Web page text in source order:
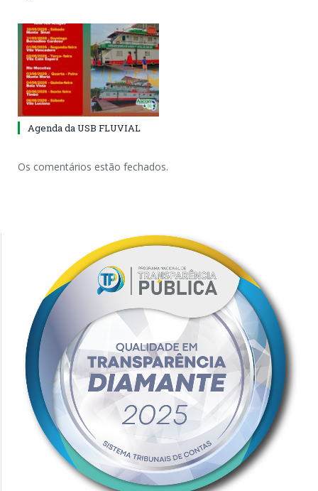
Agenda da USB FLUVIAL
Os comentários estão fechados.